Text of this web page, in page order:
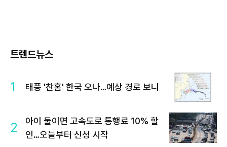
트렌드뉴스
1 태풍 '찬홈' 한국 오나…예상 경로 보니
2
아이 둘이면 고속도로 통행료 10% 할
인…오늘부터 신청 시작